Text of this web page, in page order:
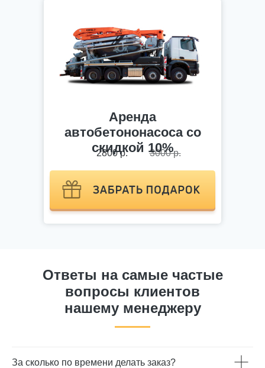
2800 р.
Аренда
автобетононасоса со
скидкой 10%
3000 р.
Ответы на самые частые
вопросы клиентов
нашему менеджеру
За сколько по времени делать заказ?